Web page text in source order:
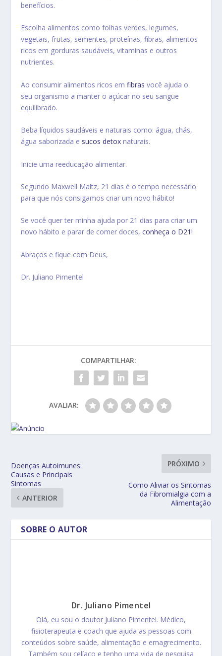
benefícios.
Escolha alimentos como folhas verdes, legumes,
vegetais, frutas, sementes, proteínas, fibras, alimentos
ricos em gorduras saudáveis, vitaminas e outros
nutrientes.
Ao consumir alimentos ricos em fibras você ajuda o
seu organismo a manter o açúcar no seu sangue
equilibrado.
Beba líquidos saudáveis e naturais como: água, chás,
água saborizada e sucos detox naturais.
Inicie uma reeducação alimentar.
Segundo Maxwell Maltz, 21 dias é o tempo necessário
para que nós consigamos criar um novo hábito!
Se você quer ter minha ajuda por 21 dias para criar um
novo hábito e parar de comer doces,conheça o D21!
Abraços e fique com Deus,
Dr. Juliano Pimentel
COMPARTILHAR:
AVALIAR:
Doenças Autoimunes:
Causas e Principais
Sintomas
ANTERIOR
PRÓXIMO
Como Aliviar os Sintomas
da Fibromialgia com a
Alimentação
SOBRE O AUTOR
Dr. Juliano Pimentel
Olá, eu sou o doutor Juliano Pimentel. Médico,
fisioterapeuta e coach que ajuda as pessoas com
conteúdos sobre saúde, alimentação e emagrecimento.
Também sou celíaco e tenho uma vida de pesquisa